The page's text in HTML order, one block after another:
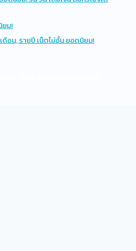
ยม!
ดือน, รายปี เน็ตไม่อั้น ยอดนิยม!